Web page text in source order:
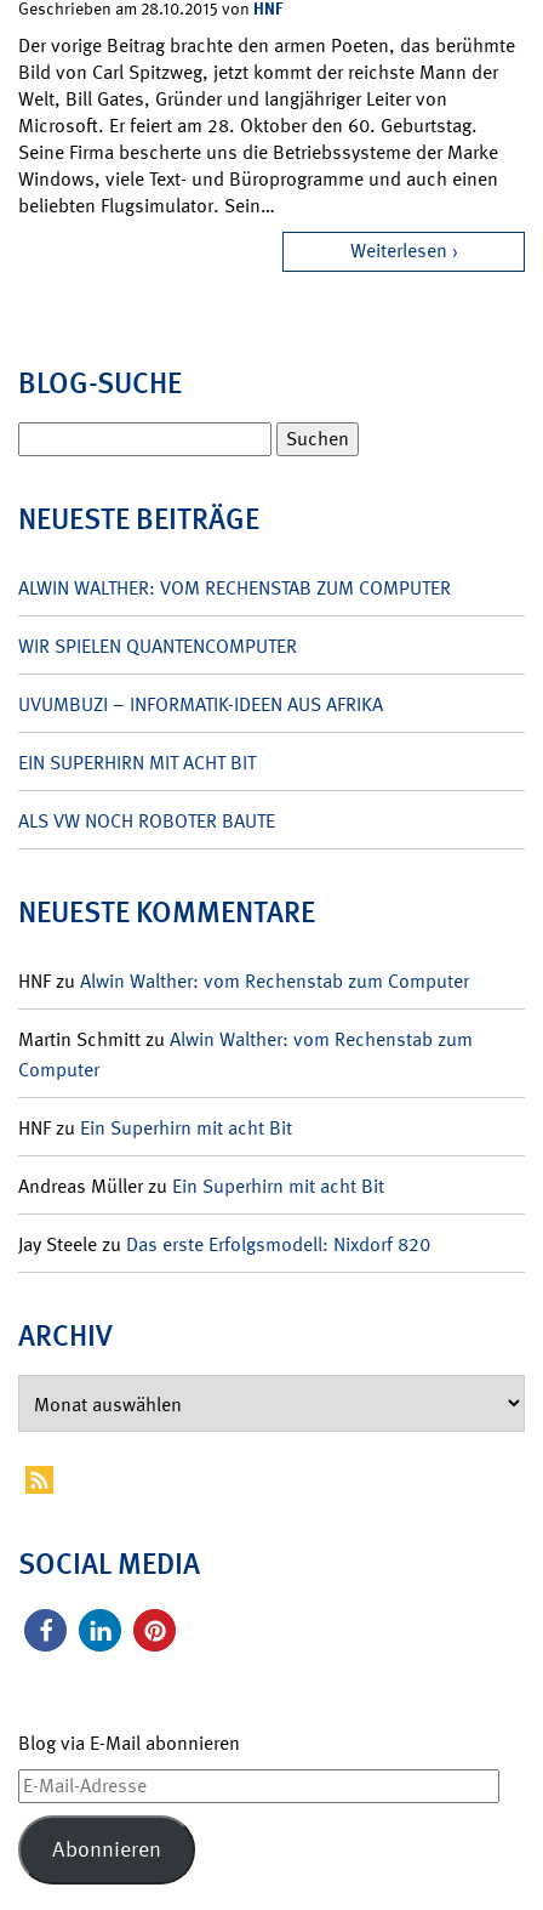
Geschrieben am 28.10.2015 von HNF
Der vorige Beitrag brachte den armen Poeten, das berühmte
Bild von Carl Spitzweg, jetzt kommt der reichste Mann der
Welt, Bill Gates, Gründer und langjähriger Leiter von
Microsoft. Er feiert am 28. Oktober den 60. Geburtstag.
Seine Firma bescherte uns die Betriebssysteme der Marke
Windows, viele Text- und Büroprogramme und auch einen
beliebten Flugsimulator. Sein…
Weiterlesen
BLOG-SUCHE
nach:
NEUESTE BEITRÄGE
ALWIN WALTHER: VOM RECHENSTAB ZUM COMPUTER
WIR SPIELEN QUANTENCOMPUTER
UVUMBUZI – INFORMATIK-IDEEN AUS AFRIKA
EIN SUPERHIRN MIT ACHT BIT
ALS VW NOCH ROBOTER BAUTE
NEUESTE KOMMENTARE
HNFzu Alwin Walther: vom Rechenstab zum Computer
Martin Schmittzu Alwin Walther: vom Rechenstab zum
Computer
HNFzu Ein Superhirn mit acht Bit
Andreas Müllerzu Ein Superhirn mit acht Bit
Jay Steelezu Das erste Erfolgsmodell: Nixdorf 820
ARCHIV
SOCIAL MEDIA
Blog via E-Mail abonnieren
E-
Mail-
Adresse
Abonnieren